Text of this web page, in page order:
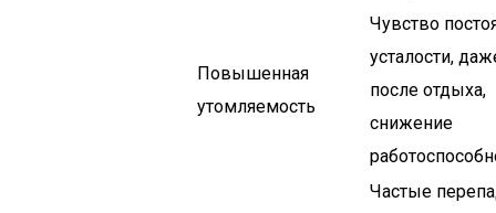
Повышенная
утомляемость
Чувство
усталости,
после отдыха,
снижение
Частые